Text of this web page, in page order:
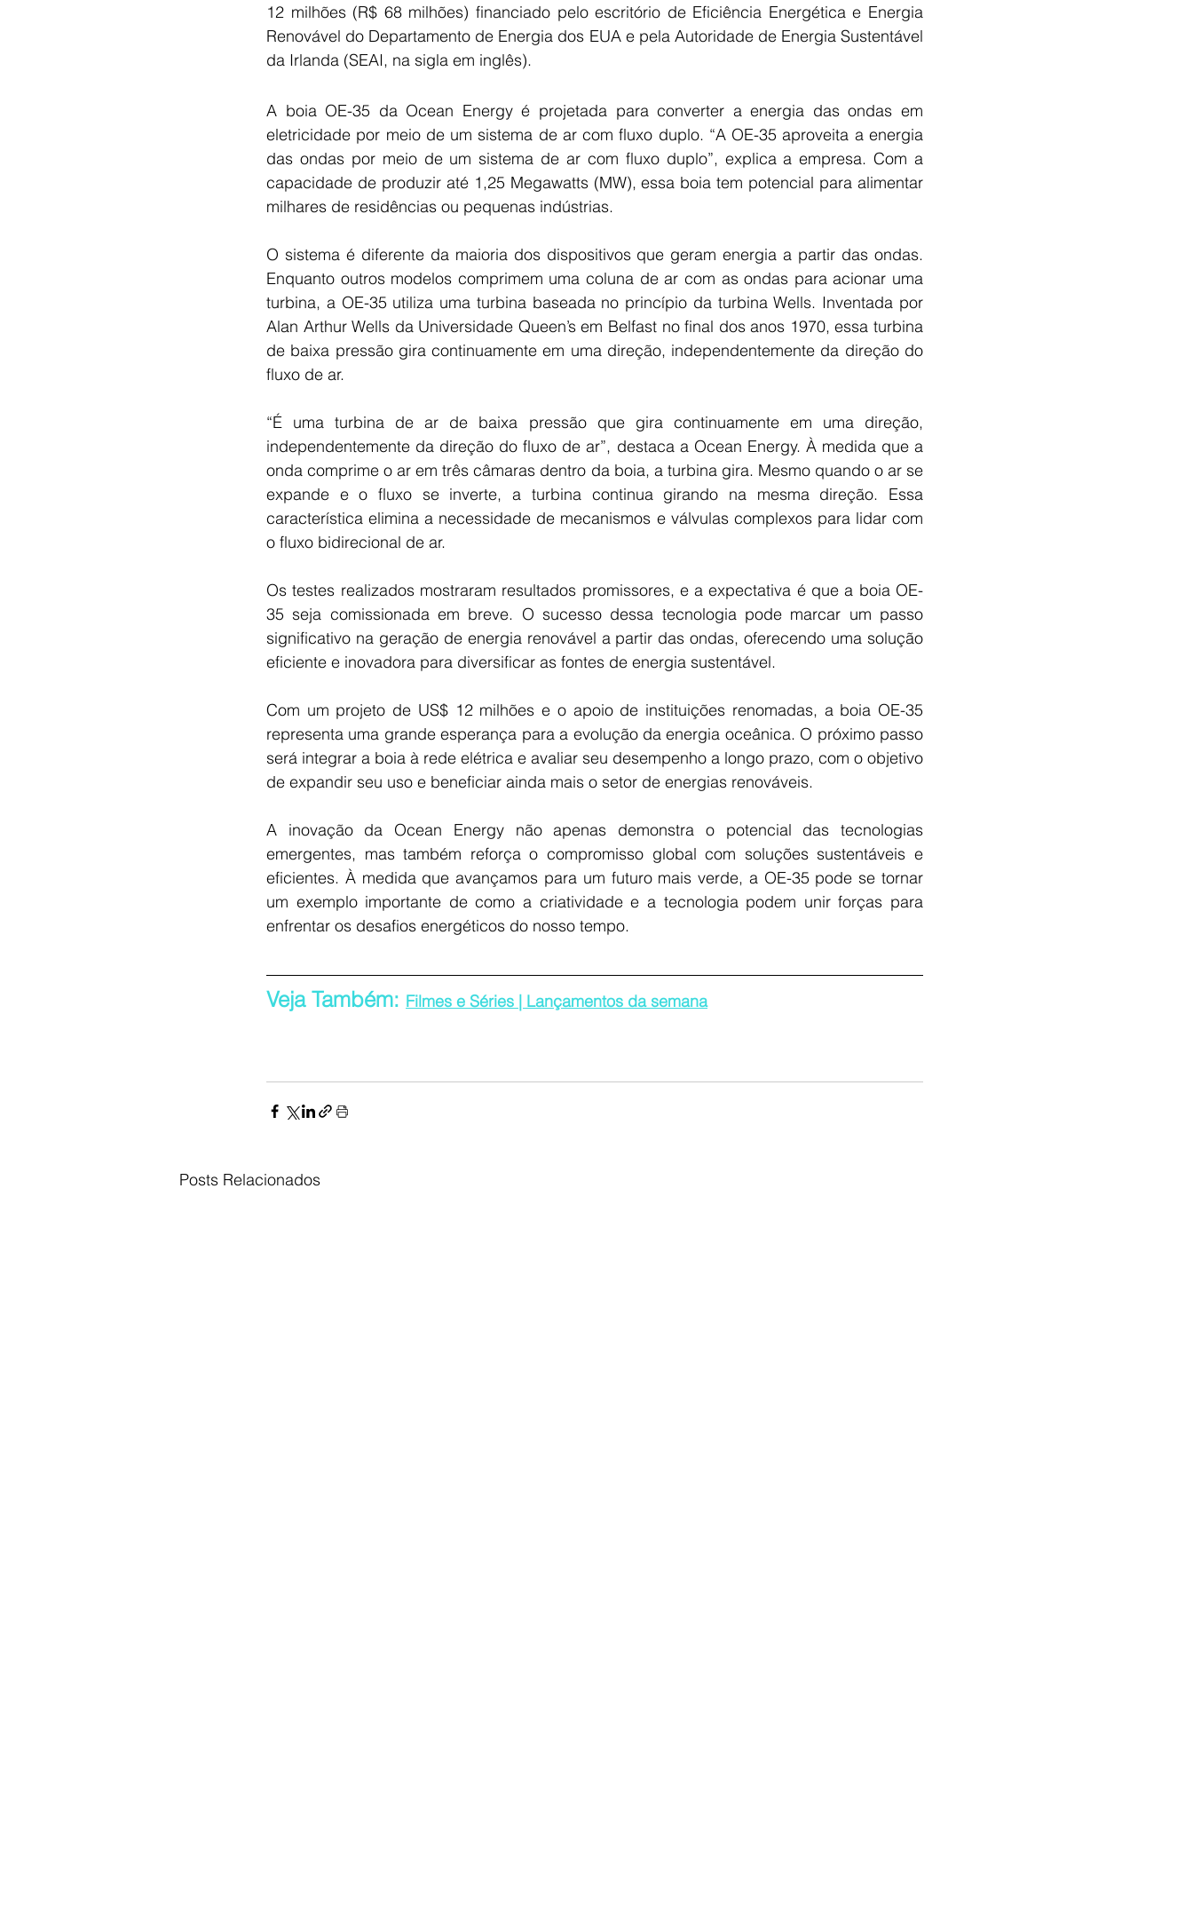
12 milhões (R$ 68 milhões) financiado pelo escritório de Eficiência Energética e Energia
Renovável do Departamento de Energia dos EUA e pela Autoridade de Energia Sustentável
da Irlanda (SEAI, na sigla em inglês).
A boia OE-35 da Ocean Energy é projetada para converter a energia das ondas em
eletricidade por meio de um sistema de ar com fluxo duplo. “A OE-35 aproveita a energia
das ondas por meio de um sistema de ar com fluxo duplo”, explica a empresa. Com a
capacidade de produzir até 1,25 Megawatts (MW), essa boia tem potencial para alimentar
milhares de residências ou pequenas indústrias.
O sistema é diferente da maioria dos dispositivos que geram energia a partir das ondas.
Enquanto outros modelos comprimem uma coluna de ar com as ondas para acionar uma
turbina, a OE-35 utiliza uma turbina baseada no princípio da turbina Wells. Inventada por
Alan Arthur Wells da Universidade Queen’s em Belfast no final dos anos 1970, essa turbina
de baixa pressão gira continuamente em uma direção, independentemente da direção do
fluxo de ar.
“É uma turbina de ar de baixa pressão que gira continuamente em uma direção,
independentemente da direção do fluxo de ar”, destaca a Ocean Energy. À medida que a
onda comprime o ar em três câmaras dentro da boia, a turbina gira. Mesmo quando o ar se
expande e o fluxo se inverte, a turbina continua girando na mesma direção. Essa
característica elimina a necessidade de mecanismos e válvulas complexos para lidar com
o fluxo bidirecional de ar.
Os testes realizados mostraram resultados promissores, e a expectativa é que a boia OE-
35 seja comissionada em breve. O sucesso dessa tecnologia pode marcar um passo
significativo na geração de energia renovável a partir das ondas, oferecendo uma solução
eficiente e inovadora para diversificar as fontes de energia sustentável.
Com um projeto de US$ 12 milhões e o apoio de instituições renomadas, a boia OE-35
representa uma grande esperança para a evolução da energia oceânica. O próximo passo
será integrar a boia à rede elétrica e avaliar seu desempenho a longo prazo, com o objetivo
de expandir seu uso e beneficiar ainda mais o setor de energias renováveis.
A inovação da Ocean Energy não apenas demonstra o potencial das tecnologias
emergentes, mas também reforça o compromisso global com soluções sustentáveis e
eficientes. À medida que avançamos para um futuro mais verde, a OE-35 pode se tornar
um exemplo importante de como a criatividade e a tecnologia podem unir forças para
enfrentar os desafios energéticos do nosso tempo.
Veja Também: Filmes e Séries | Lançamentos da semana
Posts Relacionados